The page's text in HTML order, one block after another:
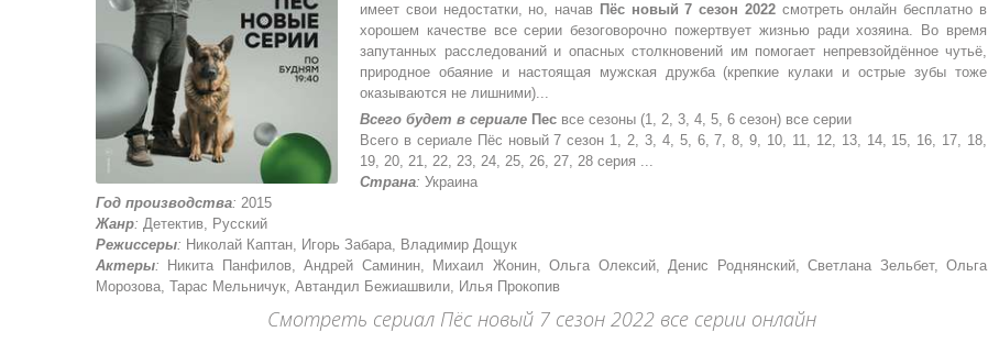
имеет свои недостатки, но, начав Пёс новый 7 сезон 2022смотреть онлайн бесплатно в
хорошем качестве все серии безоговорочно пожертвует жизнью ради хозяина. Во время
запутанных расследований и опасных столкновений им помогает непревзойдённое чутьё,
природное обаяние и настоящая мужская дружба (крепкие кулаки и острые зубы тоже
оказываются не лишними)...
Всего будет в сериале Пес все сезоны (1, 2, 3, 4, 5, 6 сезон) все серии
Всего в сериале Пёс новый 7 сезон 1, 2, 3, 4, 5, 6, 7, 8, 9, 10, 11, 12, 13, 14, 15, 16, 17, 18,
19, 20, 21, 22, 23, 24, 25, 26, 27, 28 серия ...
Страна: Украина
Год производства: 2015
Жанр: Детектив, Русский
Режиссеры: Николай Каптан, Игорь Забара, Владимир Дощук
Актеры: Никита Панфилов, Андрей Саминин, Михаил Жонин, Ольга Олексий, Денис Роднянский, Светлана Зельбет, Ольга
Морозова, Тарас Мельничук, Автандил Бежиашвили, Илья Прокопив
Смотреть сериал Пёс новый 7 сезон 2022 все серии онлайн